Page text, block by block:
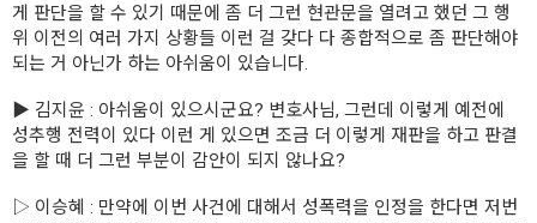
게 판단을 할 수 있기 때문에 좀 더 그런 현관문을 열려고 했던 그 행
위 이전의 여러 가지 상황들 이런 걸 갖다 다 종합적으로 좀 판단해야
되는 거 아닌가 하는 아쉬움이 있습니다.
▶ 김지윤 : 아쉬움이 있으시군요? 변호사님, 그런데 이렇게 예전에
성추행 전력이 있다 이런 게 있으면 조금 더 이렇게 재판을 하고 판결
을 할 때 더 그런 부분이 감안이 되지 않나요?
▷ 이승혜 : 만약에 이번 사건에 대해서 성폭력을 인정을 한다면 저번